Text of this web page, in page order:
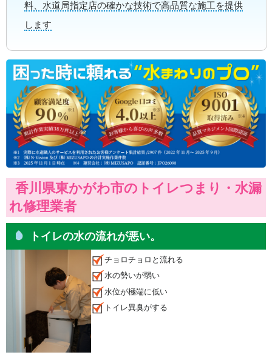
料、水道局指定店の確かな技術で高品質な施工を提供
します
香川県東かがわ市のトイレつまり・水漏
れ修理業者
トイレの水の流れが悪い。
チョロチョロと流れる
水の勢いが弱い
水位が極端に低い
トイレ異臭がする